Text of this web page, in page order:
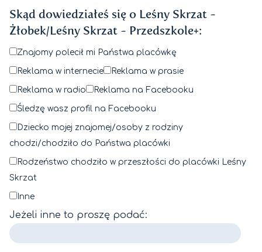
Skąd dowiedziałeś się o Leśny Skrzat -
Żłobek/Leśny Skrzat - Przedszkole+:
Znajomy polecił mi Państwa placówkę
Reklama w internecie Reklama w prasie
Reklama w radio Reklama na Facebooku
Śledzę wasz profil na Facebooku
Dziecko mojej znajomej/osoby z rodziny
chodzi/chodziło do Państwa placówki
Rodzeństwo chodziło w przeszłości do placówki Leśny
Skrzat
Inne
Jeżeli inne to proszę podać: